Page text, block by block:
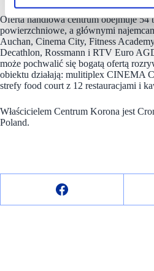
Oferta handlowa centrum obejmuje 54
powierzchniowe, a głównymi
Auchan, Cinema City, Fitness
Decathlon, Rossmann i RTV Euro
może pochwalić się bogatą ofertą
obiektu działają: mulitiplex CINEMA
strefy food court z 12 restauracjami i
Właścicielem Centrum Korona jest
Poland.